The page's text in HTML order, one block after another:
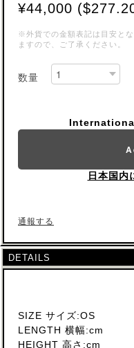
¥44,000
※外貨での金額表記は目安と
ますので、ご了承ください。
数量
日本国内
通報する
DETAILS
SIZE サイズ:OS
LENGTH 横幅:cm
HEIGHT 高さ:cm